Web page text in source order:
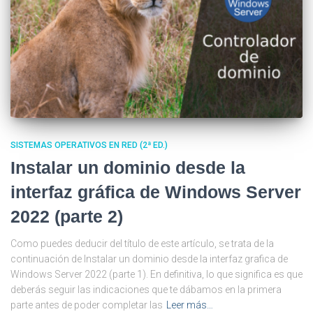
SISTEMAS OPERATIVOS EN RED (2ª ED.)
Instalar un dominio desde la
interfaz gráfica de Windows Server
2022 (parte 2)
Como puedes deducir del título de este artículo, se trata de la
continuación de Instalar un dominio desde la interfaz grafica de
Windows Server 2022 (parte 1). En definitiva, lo que significa es que
deberás seguir las indicaciones que te dábamos en la primera
parte antes de poder completar las Leer más…